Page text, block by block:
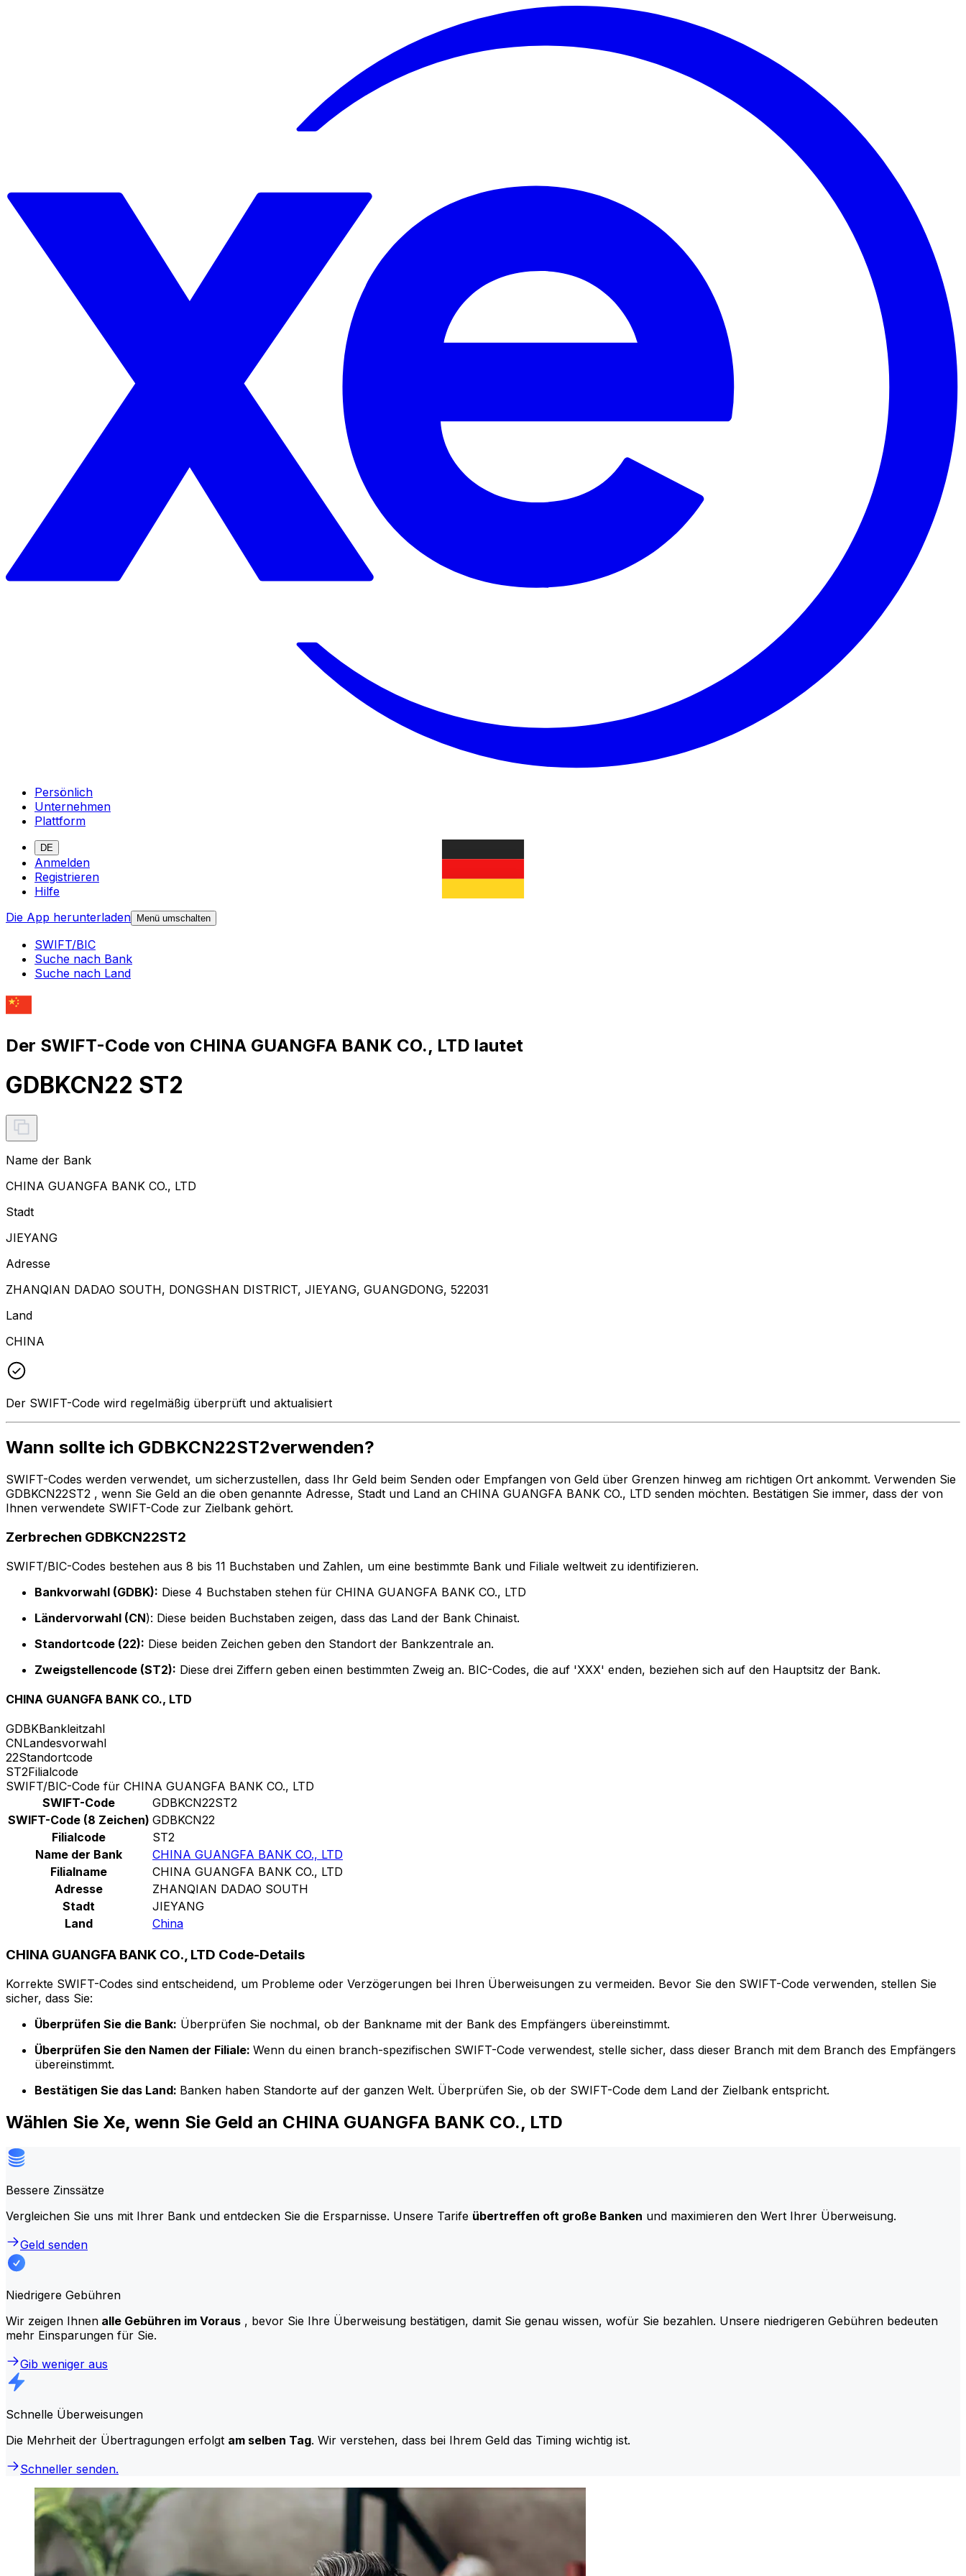
Persönlich
Unternehmen
Plattform
DE
Anmelden
Registrieren
Hilfe
Die App herunterladen Menü umschalten
SWIFT/BIC
Suche nach Bank
Suche nach Land
Der SWIFT-Code von CHINA GUANGFA BANK CO., LTD lautet
GDBKCN22 ST2
Name der Bank
CHINA GUANGFA BANK CO., LTD
Stadt
JIEYANG
Adresse
ZHANQIAN DADAO SOUTH, DONGSHAN DISTRICT, JIEYANG, GUANGDONG, 522031
Land
CHINA
Der SWIFT-Code wird regelmäßig überprüft und aktualisiert
Wann sollte ich GDBKCN22ST2verwenden?
SWIFT-Codes werden verwendet, um sicherzustellen, dass Ihr Geld beim Senden oder Empfangen von Geld über Grenzen hinweg am richtigen Ort ankommt. Verwenden Sie
GDBKCN22ST2 , wenn Sie Geld an die oben genannte Adresse, Stadt und Land an CHINA GUANGFA BANK CO., LTD senden möchten. Bestätigen Sie immer, dass der von
Ihnen verwendete SWIFT-Code zur Zielbank gehört.
Zerbrechen GDBKCN22ST2
SWIFT/BIC-Codes bestehen aus 8 bis 11 Buchstaben und Zahlen, um eine bestimmte Bank und Filiale weltweit zu identifizieren.
Bankvorwahl (GDBK): Diese 4 Buchstaben stehen für CHINA GUANGFA BANK CO., LTD
Ländervorwahl (CN): Diese beiden Buchstaben zeigen, dass das Land der Bank Chinaist.
Standortcode (22): Diese beiden Zeichen geben den Standort der Bankzentrale an.
Zweigstellencode (ST2): Diese drei Ziffern geben einen bestimmten Zweig an. BIC-Codes, die auf 'XXX' enden, beziehen sich auf den Hauptsitz der Bank.
CHINA GUANGFA BANK CO., LTD
GDBKBankleitzahl
CNLandesvorwahl
22Standortcode
ST2Filialcode
SWIFT/BIC-Code für CHINA GUANGFA BANK CO., LTD
SWIFT-Code
GDBKCN22ST2
SWIFT-Code (8 Zeichen) GDBKCN22
Filialcode
ST2
Name der Bank
CHINA GUANGFA BANK CO., LTD
Filialname
CHINA GUANGFA BANK CO., LTD
Adresse
ZHANQIAN DADAO SOUTH
Stadt
JIEYANG
Land
China
CHINA GUANGFA BANK CO., LTD Code-Details
Korrekte SWIFT-Codes sind entscheidend, um Probleme oder Verzögerungen bei Ihren Überweisungen zu vermeiden. Bevor Sie den SWIFT-Code verwenden, stellen Sie
sicher, dass Sie:
Überprüfen Sie die Bank: Überprüfen Sie nochmal, ob der Bankname mit der Bank des Empfängers übereinstimmt.
Überprüfen Sie den Namen der Filiale: Wenn du einen branch-spezifischen SWIFT-Code verwendest, stelle sicher, dass dieser Branch mit dem Branch des Empfängers
übereinstimmt.
Bestätigen Sie das Land: Banken haben Standorte auf der ganzen Welt. Überprüfen Sie, ob der SWIFT-Code dem Land der Zielbank entspricht.
Wählen Sie Xe, wenn Sie Geld an CHINA GUANGFA BANK CO., LTD
Bessere Zinssätze
Vergleichen Sie uns mit Ihrer Bank und entdecken Sie die Ersparnisse. Unsere Tarife übertreffen oft große Banken und maximieren den Wert Ihrer Überweisung.
Geld senden
Niedrigere Gebühren
Wir zeigen Ihnen alle Gebühren im Voraus , bevor Sie Ihre Überweisung bestätigen, damit Sie genau wissen, wofür Sie bezahlen. Unsere niedrigeren Gebühren bedeuten
mehr Einsparungen für Sie.
Gib weniger aus
Schnelle Überweisungen
Die Mehrheit der Übertragungen erfolgt am selben Tag. Wir verstehen, dass bei Ihrem Geld das Timing wichtig ist.
Schneller senden.